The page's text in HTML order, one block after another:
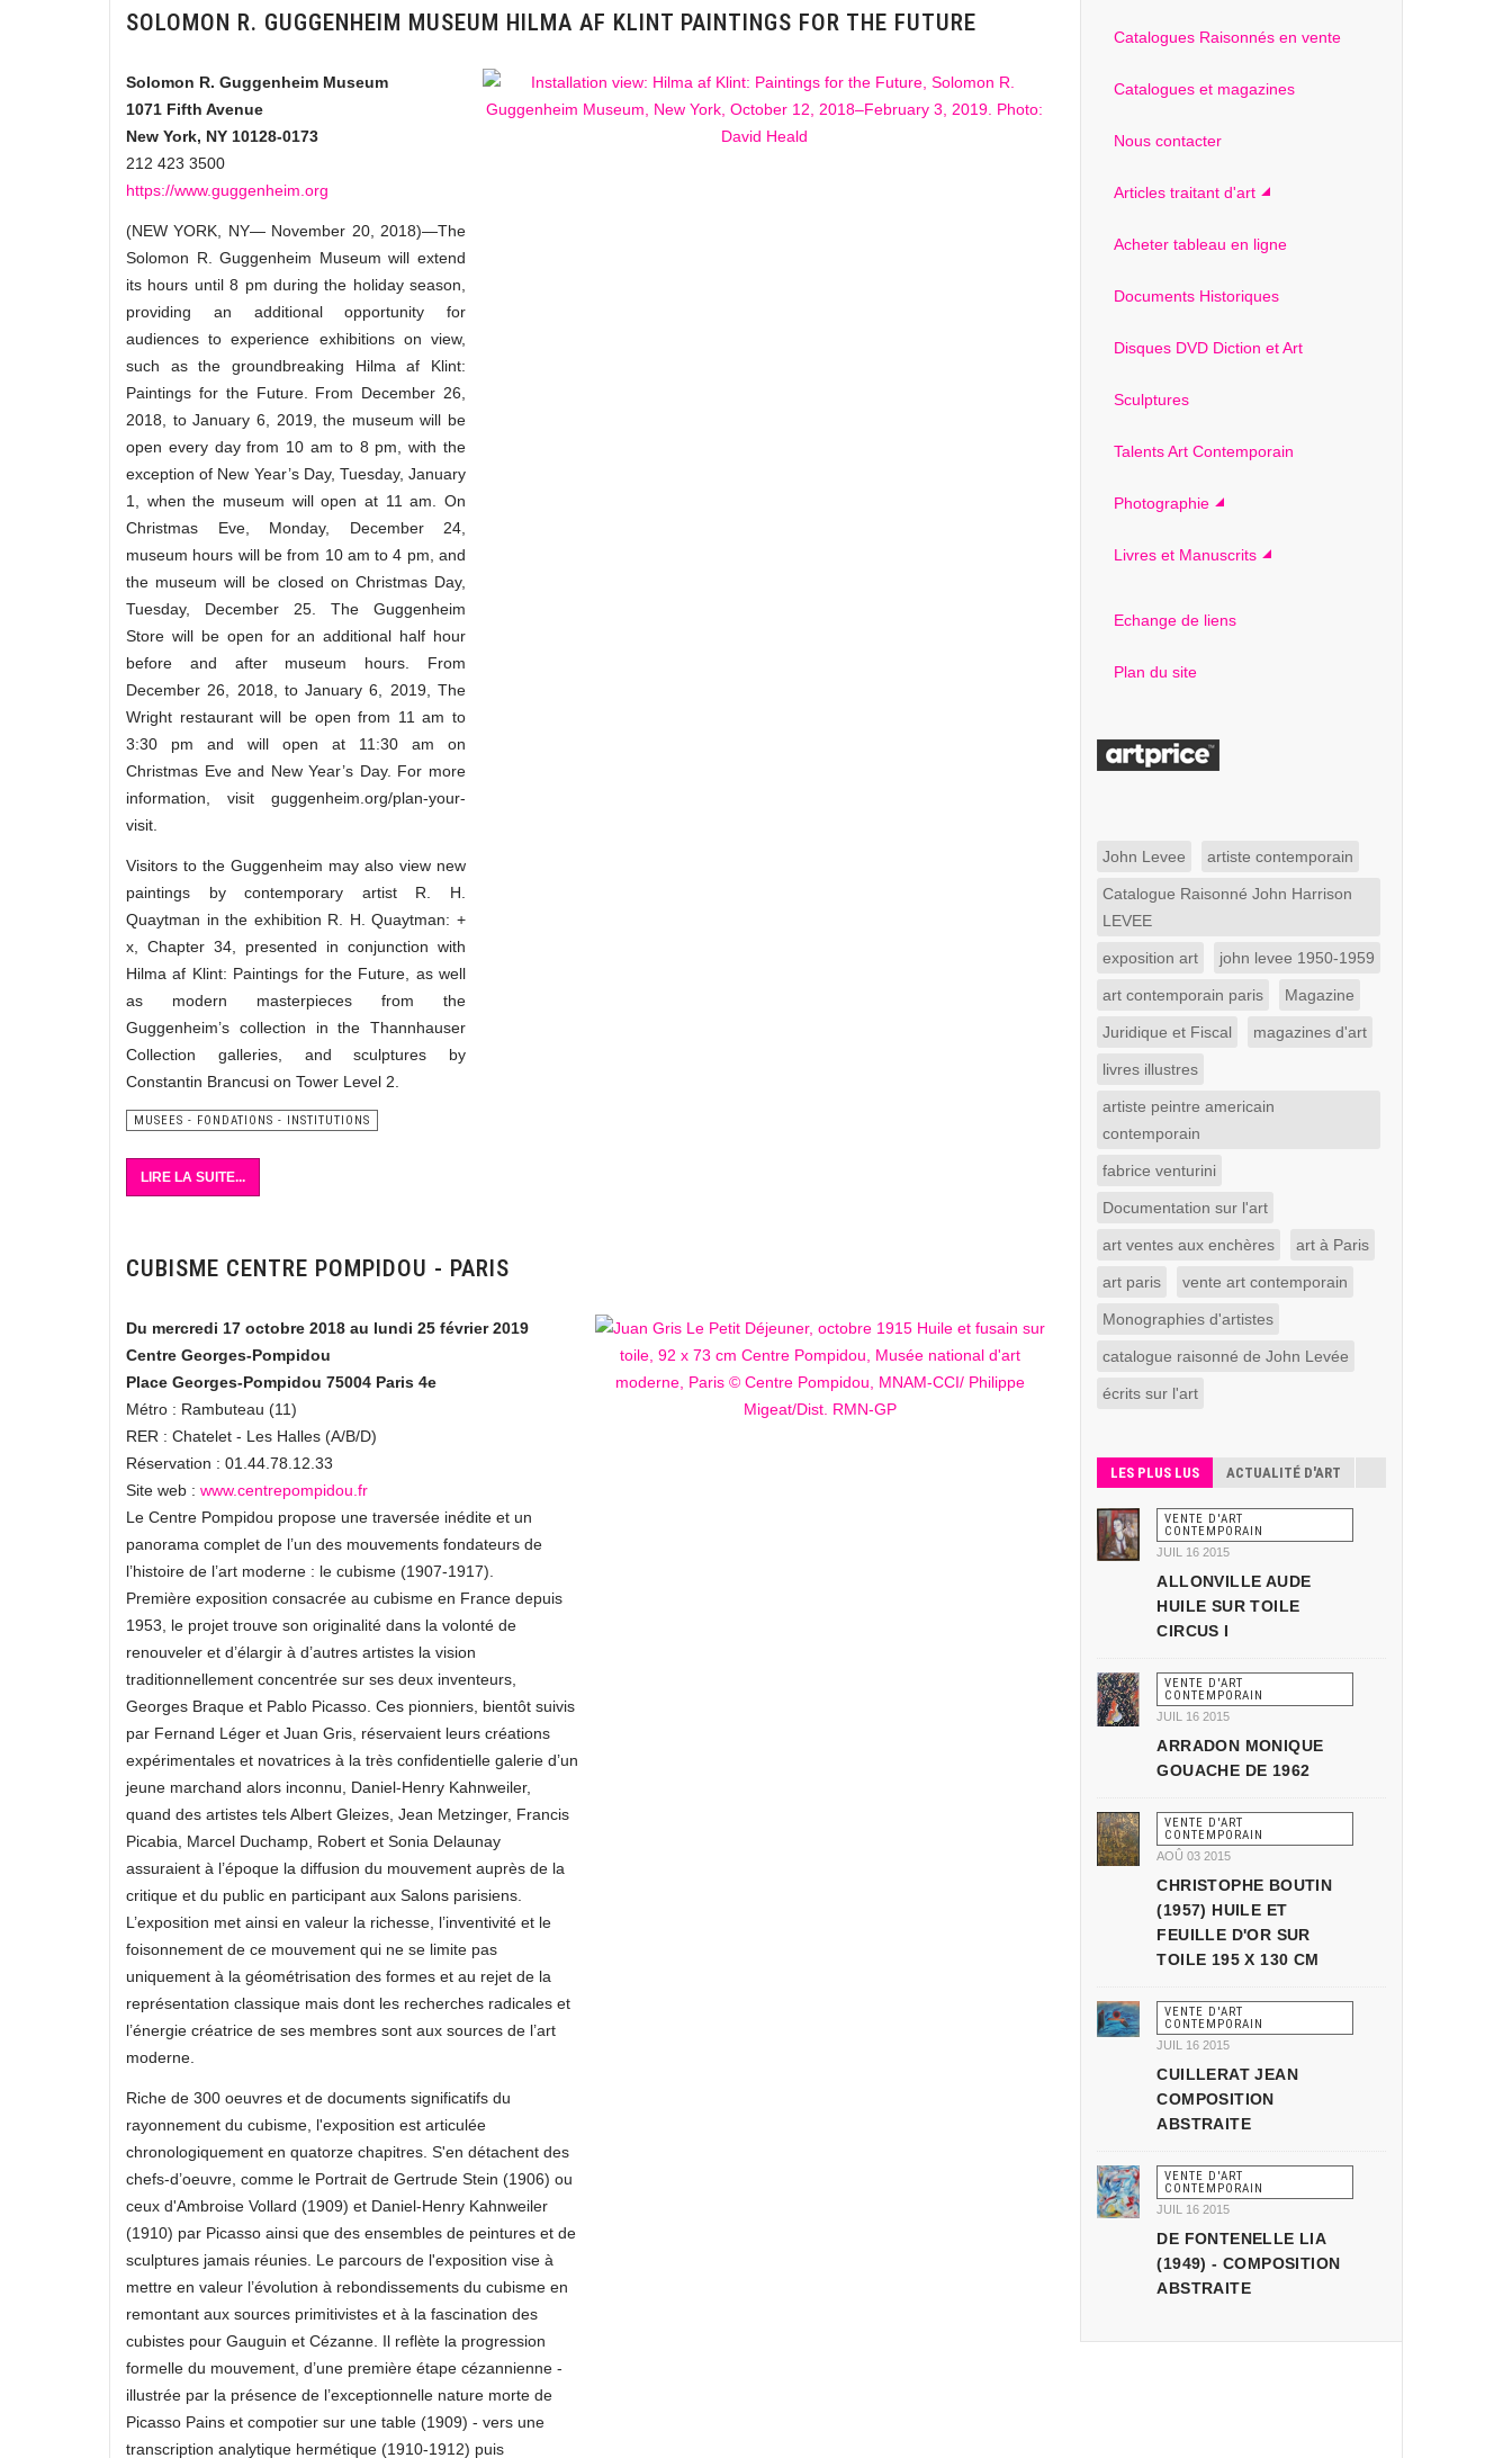
SOLOMON R. GUGGENHEIM MUSEUM HILMA AF KLINT PAINTINGS FOR THE FUTURE
Solomon R. Guggenheim Museum
1071 Fifth Avenue
New York, NY 10128-0173
212 423 3500
https://www.guggenheim.org
(NEW YORK, NY— November 20, 2018)—The
Solomon R. Guggenheim Museum will extend
its hours until 8 pm during the holiday season,
providing an additional opportunity for
audiences to experience exhibitions on view,
such as the groundbreaking Hilma af Klint:
Paintings for the Future. From December 26,
2018, to January 6, 2019, the museum will be
open every day from 10 am to 8 pm, with the
exception of New Year’s Day, Tuesday, January
1, when the museum will open at 11 am. On
Christmas Eve, Monday, December 24,
museum hours will be from 10 am to 4 pm, and
the museum will be closed on Christmas Day,
Tuesday, December 25. The Guggenheim
Store will be open for an additional half hour
before and after museum hours. From
December 26, 2018, to January 6, 2019, The
Wright restaurant will be open from 11 am to
3:30 pm and will open at 11:30 am on
Christmas Eve and New Year’s Day. For more
information, visit guggenheim.org/plan-your-
visit.
Visitors to the Guggenheim may also view new
paintings by contemporary artist R. H.
Quaytman in the exhibition R. H. Quaytman: +
x, Chapter 34, presented in conjunction with
Hilma af Klint: Paintings for the Future, as well
as modern masterpieces from the
Guggenheim’s collection in the Thannhauser
Collection galleries, and sculptures by
Constantin Brancusi on Tower Level 2.
MUSEES - FONDATIONS - INSTITUTIONS
LIRE LA SUITE...
CUBISME CENTRE POMPIDOU - PARIS
Du mercredi 17 octobre 2018 au lundi 25 février 2019
Centre Georges-Pompidou
Place Georges-Pompidou 75004 Paris 4e
Métro : Rambuteau (11)
RER : Chatelet - Les Halles (A/B/D)
Réservation : 01.44.78.12.33
Site web : www.centrepompidou.fr
Le Centre Pompidou propose une traversée inédite et un
panorama complet de l’un des mouvements fondateurs de
l’histoire de l’art moderne : le cubisme (1907-1917).
Première exposition consacrée au cubisme en France depuis
1953, le projet trouve son originalité dans la volonté de
renouveler et d’élargir à d’autres artistes la vision
traditionnellement concentrée sur ses deux inventeurs,
Georges Braque et Pablo Picasso. Ces pionniers, bientôt suivis
par Fernand Léger et Juan Gris, réservaient leurs créations
expérimentales et novatrices à la très confidentielle galerie d’un
jeune marchand alors inconnu, Daniel-Henry Kahnweiler,
quand des artistes tels Albert Gleizes, Jean Metzinger, Francis
Picabia, Marcel Duchamp, Robert et Sonia Delaunay
assuraient à l’époque la diffusion du mouvement auprès de la
critique et du public en participant aux Salons parisiens.
L’exposition met ainsi en valeur la richesse, l’inventivité et le
foisonnement de ce mouvement qui ne se limite pas
uniquement à la géométrisation des formes et au rejet de la
représentation classique mais dont les recherches radicales et
l’énergie créatrice de ses membres sont aux sources de l’art
moderne.
Riche de 300 oeuvres et de documents significatifs du
rayonnement du cubisme, l'exposition est articulée
chronologiquement en quatorze chapitres. S'en détachent des
chefs-d’oeuvre, comme le Portrait de Gertrude Stein (1906) ou
ceux d'Ambroise Vollard (1909) et Daniel-Henry Kahnweiler
(1910) par Picasso ainsi que des ensembles de peintures et de
sculptures jamais réunies. Le parcours de l'exposition vise à
mettre en valeur l’évolution à rebondissements du cubisme en
remontant aux sources primitivistes et à la fascination des
cubistes pour Gauguin et Cézanne. Il reflète la progression
formelle du mouvement, d’une première étape cézannienne -
illustrée par la présence de l’exceptionnelle nature morte de
Picasso Pains et compotier sur une table (1909) - vers une
transcription analytique hermétique (1910-1912) puis
Catalogues Raisonnés en vente
Catalogues et magazines
Nous contacter
Articles traitant d'art
Acheter tableau en ligne
Documents Historiques
Disques DVD Diction et Art
Sculptures
Talents Art Contemporain
Photographie
Livres et Manuscrits
Echange de liens
Plan du site
John Levee artiste contemporain
Catalogue Raisonné John Harrison
LEVEE
exposition art john levee 1950-1959
art contemporain paris Magazine
Juridique et Fiscal magazines d'art
livres illustres
artiste peintre americain
contemporain
fabrice venturini
Documentation sur l'art
art ventes aux enchères art à Paris
art paris vente art contemporain
Monographies d'artistes
catalogue raisonné de John Levée
écrits sur l'art
LES PLUS LUS ACTUALITÉ D'ART
VENTE D'ART
CONTEMPORAIN
JUIL 16 2015
ALLONVILLE AUDE
HUILE SUR TOILE
CIRCUS I
VENTE D'ART
CONTEMPORAIN
JUIL 16 2015
ARRADON MONIQUE
GOUACHE DE 1962
VENTE D'ART
CONTEMPORAIN
AOÛ 03 2015
CHRISTOPHE BOUTIN
(1957) HUILE ET
FEUILLE D'OR SUR
TOILE 195 X 130 CM
VENTE D'ART
CONTEMPORAIN
JUIL 16 2015
CUILLERAT JEAN
COMPOSITION
ABSTRAITE
VENTE D'ART
CONTEMPORAIN
JUIL 16 2015
DE FONTENELLE LIA
(1949) - COMPOSITION
ABSTRAITE